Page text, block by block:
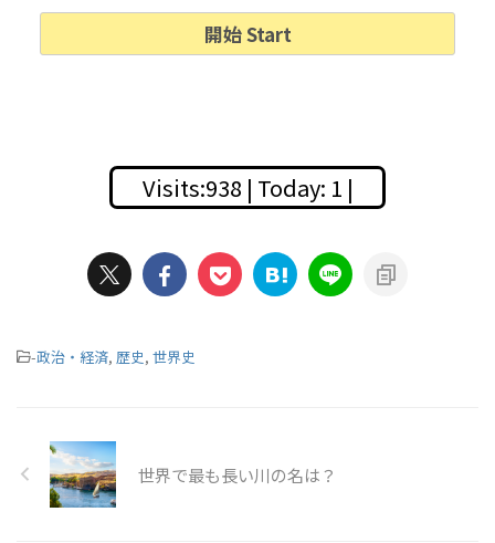
Visits:938 | Today: 1 |
-政治・経済, 歴史, 世界史
世界で最も長い川の名は？